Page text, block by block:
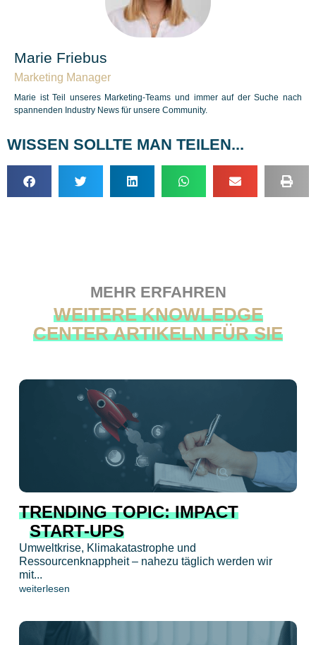
Marie Friebus
Marketing Manager
Marie ist Teil unseres Marketing-Teams und immer auf der Suche nach
spannenden Industry News für unsere Community.
WISSEN SOLLTE MAN TEILEN...
MEHR ERFAHREN
WEITERE KNOWLEDGE
CENTER ARTIKELN FÜR SIE
TRENDING TOPIC: IMPACT
START-UPS
Umweltkrise, Klimakatastrophe und
Ressourcenknappheit – nahezu täglich werden wir
mit...
weiterlesen